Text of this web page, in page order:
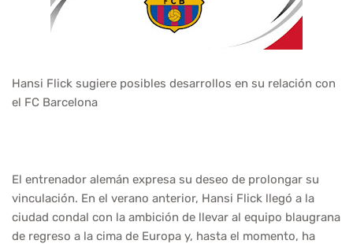
Hansi Flick sugiere posibles desarrollos en su relación con
el FC Barcelona
El entrenador alemán expresa su deseo de prolongar su
vinculación. En el verano anterior, Hansi Flick llegó a la
ciudad condal con la ambición de llevar al equipo blaugrana
de regreso a la cima de Europa y, hasta el momento, ha